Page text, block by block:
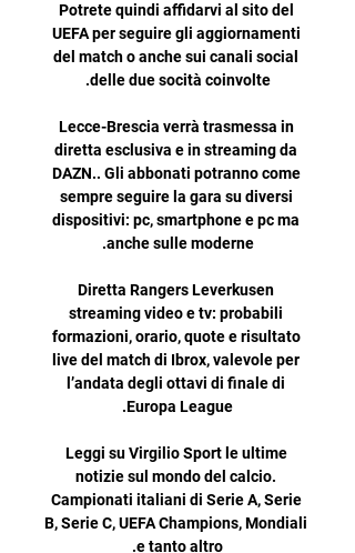
Potrete quindi affidarvi al sito del
UEFA per seguire gli aggiornamenti
del match o anche sui canali social
Lecce-Brescia verrà trasmessa in
diretta esclusiva e in streaming da
DAZN.. Gli abbonati potranno come
sempre seguire la gara su diversi
dispositivi: pc, smartphone e pc ma
Diretta Rangers Leverkusen
streaming video e tv: probabili
formazioni, orario, quote e risultato
live del match di Ibrox, valevole per
l’andata degli ottavi di finale di
Leggi su Virgilio Sport le ultime
notizie sul mondo del calcio.
Campionati italiani di Serie A, Serie
B, Serie C, UEFA Champions, Mondiali